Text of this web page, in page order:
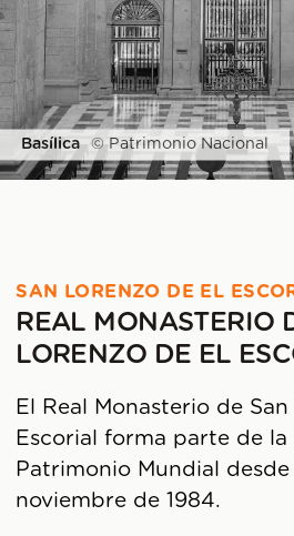
Basílica © Patrimonio Nacional
SAN LORENZO DE EL
REAL MONASTERIO
LORENZO DE EL
El Real Monasterio de
Escorial forma parte de la
Patrimonio Mundial
noviembre de 1984.